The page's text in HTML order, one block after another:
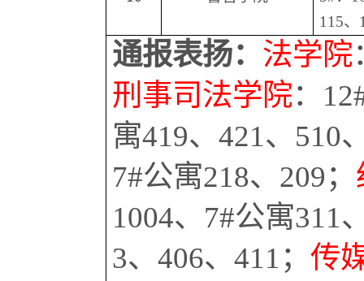
115、
通报表扬： 法学院
刑事司法学院：
寓419、421、510
7#公寓218、209；
1004、7#公寓311
3、406、411； 传